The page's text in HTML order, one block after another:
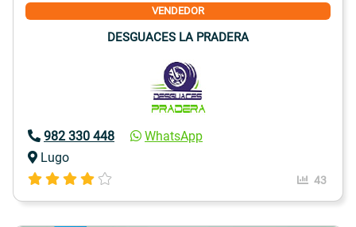
VENDEDOR
DESGUACES LA PRADERA
982 330 448
WhatsApp
Lugo
43